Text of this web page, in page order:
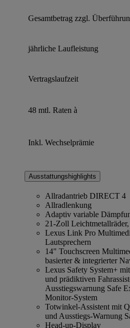
Gesamtbetrag zzgl.
jährliche Laufleistung
Vertragslaufzeit
48 mtl. Raten à
Inkl. Wechselprämie
Ausstattungshighlights
Allradantrieb DIRECT 4
Allradlenkung
Adaptiv variable
21-Zoll
Lexus Link Pro
Lautsprechern
14" Touchscreen
basierter & integrierter
Lexus Safety System+
und prädiktiven
Ausstiegswarnung Safe
Monitor-System
Totwinkel-Assistent mit
und Ausstiegs-Warnung
Head-up-Display